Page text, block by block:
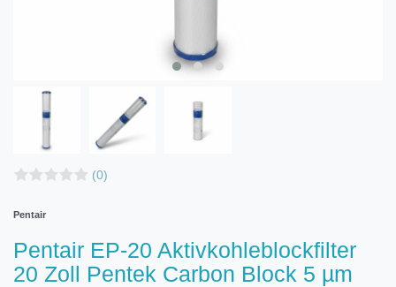
(0)
Pentair
Pentair EP-20 Aktivkohleblockfilter
20 Zoll Pentek Carbon Block 5 µm